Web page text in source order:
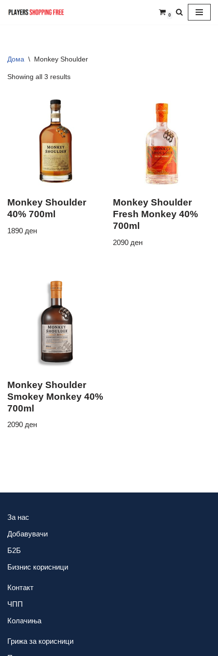
0
Дома \ Monkey Shoulder
Showing all 3 results
Monkey Shoulder
40% 700ml
1890 ден
Monkey Shoulder
Fresh Monkey 40%
700ml
2090 ден
Monkey Shoulder
Smokey Monkey 40%
700ml
2090 ден
За нас
Добавувачи
Б2Б
Бизнис корисници
Контакт
ЧПП
Колачиња
Грижа за корисници